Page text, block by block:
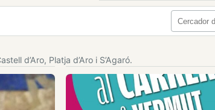
Cerca
d’Aro, Platja d’Aro i S’Agaró.